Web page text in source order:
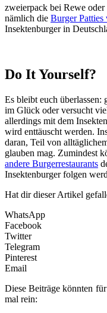
zweierpack bei Rewe
nämlich die Burger
Insektenburger in
Do It Yourself?
Es bleibt euch
im Glück oder versucht
allerdings mit dem
wird enttäuscht werden.
daran, Teil von
glauben mag. Zumindest
andere Burgerrestaurants
Insektenburger folgen
Hat dir dieser Artikel
WhatsApp
Facebook
Twitter
Telegram
Pinterest
Email
Diese Beiträge könnten
mal rein: